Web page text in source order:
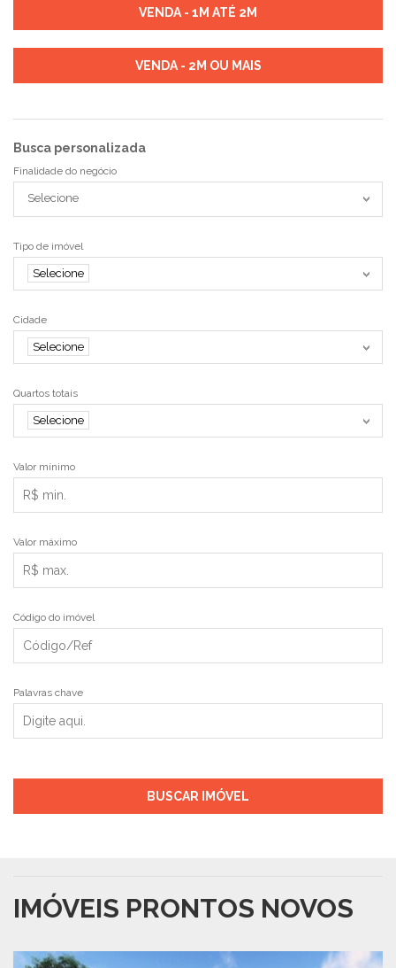
VENDA - 1M ATÉ 2M
VENDA - 2M OU MAIS
Busca personalizada
Finalidade do negócio
Selecione
Tipo de imóvel
Selecione
Cidade
Selecione
Quartos totais
Selecione
Valor mínimo
Valor máximo
Código do imóvel
Palavras chave
BUSCAR IMÓVEL
IMÓVEIS PRONTOS NOVOS